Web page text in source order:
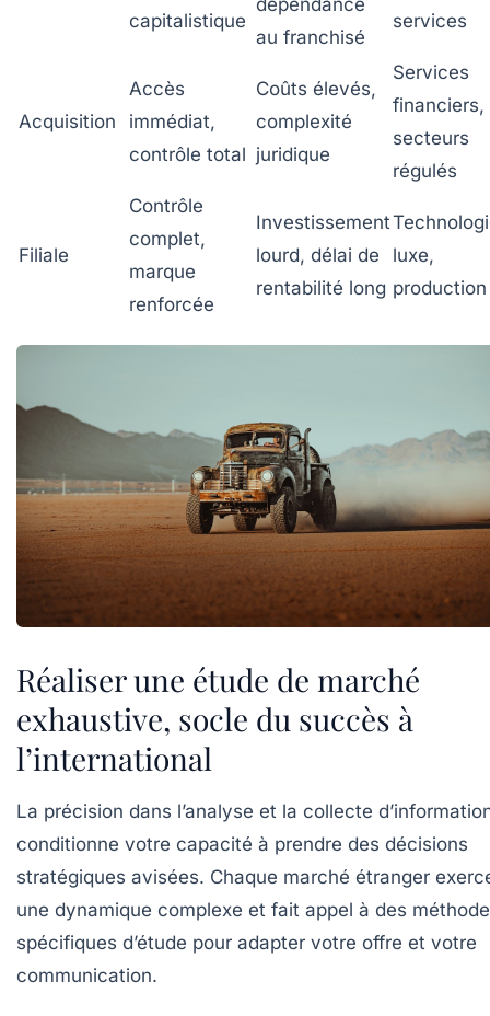
capitalistique
dépendance
au franchisé
services
Acquisition
Accès
immédiat,
contrôle total
Coûts élevés,
complexité
juridique
Services
financiers,
secteurs
régulés
Filiale
Contrôle
complet,
marque
renforcée
Investissement
lourd, délai de
rentabilité long
luxe,
production
Réaliser une étude de marché
exhaustive, socle du succès à
l’international
La précision dans l’analyse et la collecte
conditionne votre capacité à prendre des décisions
stratégiques avisées. Chaque marché étranger
une dynamique complexe et fait appel à des
spécifiques d’étude pour adapter votre offre et votre
communication.